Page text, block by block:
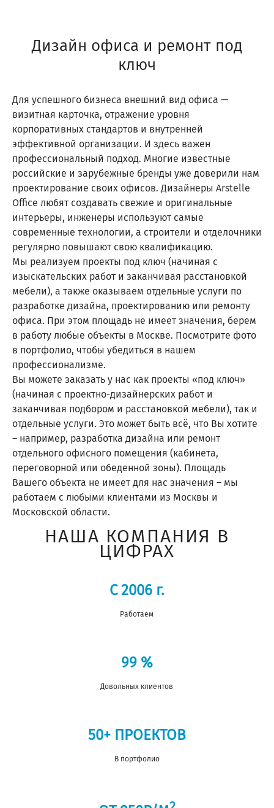
Дизайн офиса и ремонт под
ключ
Для успешного бизнеса внешний вид офиса —
визитная карточка, отражение уровня
корпоративных стандартов и внутренней
эффективной организации. И здесь важен
профессиональный подход. Многие известные
российские и зарубежные бренды уже доверили нам
проектирование своих офисов. Дизайнеры Arstelle
Office любят создавать свежие и оригинальные
интерьеры, инженеры используют самые
современные технологии, а строители и отделочники
регулярно повышают свою квалификацию.
Мы реализуем проекты под ключ (начиная с
изыскательских работ и заканчивая расстановкой
мебели), а также оказываем отдельные услуги по
разработке дизайна, проектированию или ремонту
офиса. При этом площадь не имеет значения, берем
в работу любые объекты в Москве. Посмотрите фото
в портфолио, чтобы убедиться в нашем
профессионализме.
Вы можете заказать у нас как проекты «под ключ»
(начиная с проектно-дизайнерских работ и
заканчивая подбором и расстановкой мебели), так и
отдельные услуги. Это может быть всё, что Вы хотите
– например, разработка дизайна или ремонт
отдельного офисного помещения (кабинета,
переговорной или обеденной зоны). Площадь
Вашего объекта не имеет для нас значения – мы
работаем с любыми клиентами из Москвы и
Московской области.
НАША КОМПАНИЯ В
ЦИФРАХ
С 2006 г.
Работаем
99 %
Довольных клиентов
50+ ПРОЕКТОВ
В портфолио